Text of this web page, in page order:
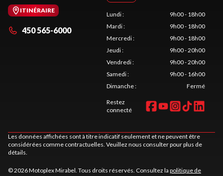
ITINÉRAIRE
450 565-6000
Lundi:
9h00 - 18h00
Mardi:
9h00 - 18h00
Mercredi:
9h00 - 18h00
Jeudi:
9h00 - 20h00
Vendredi:
9h00 - 20h00
Samedi:
9h00 - 16h00
Dimanche: Fermé
Restez
connecté
Les données affichées sont à titre indicatif seulement et ne peuvent être
considérées comme contractuelles. Veuillez nous consulter pour plus de
détails.
© 2026 Motoplex Mirabel. Tous droits réservés. Consultez la politique de